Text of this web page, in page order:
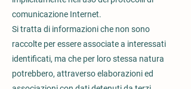
comunicazione Internet.
Si tratta di informazioni che non sono
raccolte per essere associate a interessati
identificati, ma che per loro stessa natura
potrebbero, attraverso elaborazioni ed